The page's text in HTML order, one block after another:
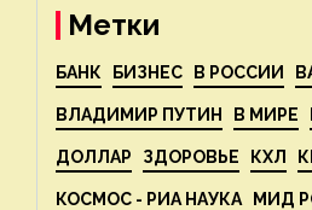
Метки
БАНК БИЗНЕС В РОССИИ
ВЛАДИМИР ПУТИН В МИРЕ
ДОЛЛАР ЗДОРОВЬЕ КХЛ
КОСМОС - РИА НАУКА МИД